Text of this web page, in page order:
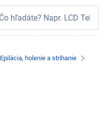
Epilácia, holenie a strihanie